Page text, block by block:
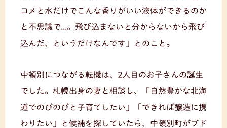
コメと水だけでこんな香りがいい液体ができるのか
と不思議で...。飛び込まないと分からないから飛び
込んだ、というだけなんです」とのこと。
中頓別につながる転機は、2人目のお子さんの誕生
でした。札幌出身の妻と相談し、「自然豊かな北海
道でのびのびと子育てしたい」「できれば醸造に携
わりたい」と候補を探していたら、中頓別町がブド